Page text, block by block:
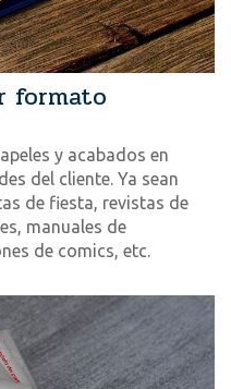
formato
y acabados en
del cliente. Ya sean
de fiesta, revistas de
manuales de
de comics, etc.